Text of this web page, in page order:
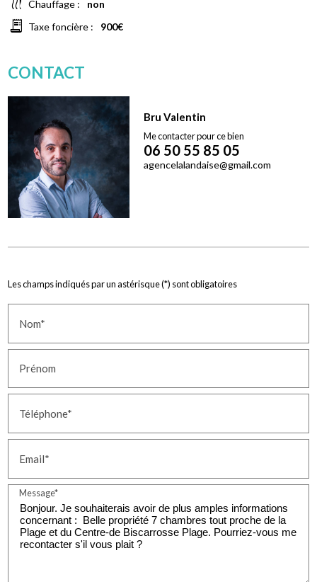
Chauffage : non
receipt_long Taxe foncière : 900€
CONTACT
Bru Valentin
Me contacter pour ce bien
06 50 55 85 05
agencelalandaise@gmail.com
Les champs indiqués par un astérisque (*) sont obligatoires
Nom*
Prénom
Téléphone*
Email*
Message*